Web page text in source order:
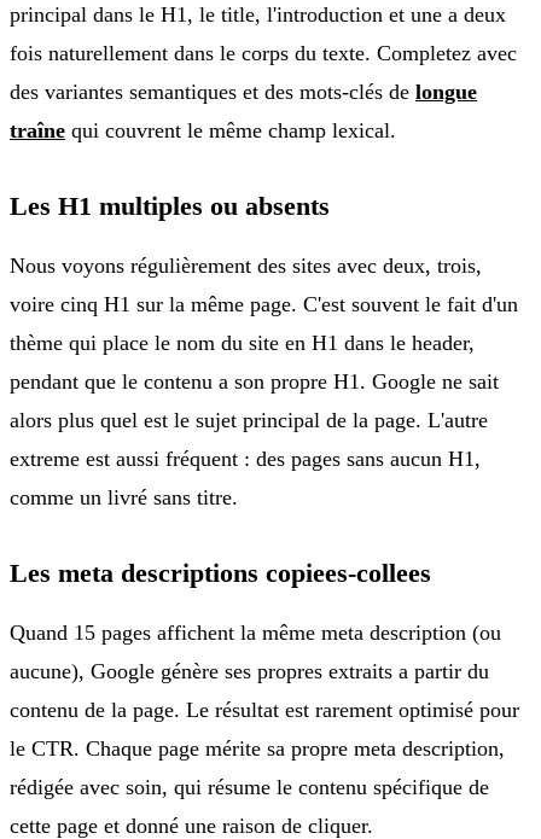
principal dans le H1, le title, l'introduction et une a deux
fois naturellement dans le corps du texte. Completez avec
des variantes semantiques et des mots-clés de longue
traîne qui couvrent le même champ lexical.
Les H1 multiples ou absents
Nous voyons régulièrement des sites avec deux, trois,
voire cinq H1 sur la même page. C'est souvent le fait d'un
thème qui place le nom du site en H1 dans le header,
pendant que le contenu a son propre H1. Google ne sait
alors plus quel est le sujet principal de la page. L'autre
extreme est aussi fréquent : des pages sans aucun H1,
comme un livré sans titre.
Les meta descriptions copiees-collees
Quand 15 pages affichent la même meta description (ou
aucune), Google génère ses propres extraits a partir du
contenu de la page. Le résultat est rarement optimisé pour
le CTR. Chaque page mérite sa propre meta description,
rédigée avec soin, qui résume le contenu spécifique de
cette page et donné une raison de cliquer.